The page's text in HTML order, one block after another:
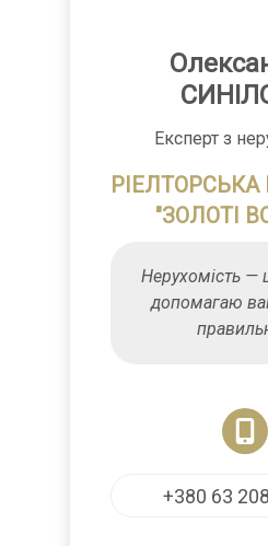
Експерт з
"ЗОЛОТІ
Нерухомість —
допомагаю
+380 63